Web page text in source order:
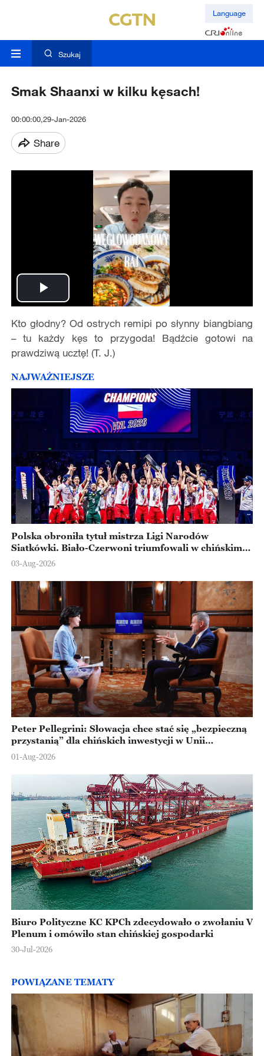
Language
Szukaj
Smak Shaanxi w kilku kęsach!
00:00:00,29-Jan-2026
Share
Play
Video
Kto głodny? Od ostrych remipi po słynny biangbiang
– tu każdy kęs to przygoda! Bądźcie gotowi na
prawdziwą ucztę! (T. J.)
NAJWAŻNIEJSZE
Polska obroniła tytuł mistrza Ligi Narodów
Siatkówki. Biało-Czerwoni triumfowali w chińskim
Ningbo
03-Aug-2026
Peter Pellegrini: Słowacja chce stać się „bezpieczną
przystanią” dla chińskich inwestycji w Unii
Europejskiej
01-Aug-2026
Biuro Polityczne KC KPCh zdecydowało o zwołaniu V
Plenum i omówiło stan chińskiej gospodarki
30-Jul-2026
POWIĄZANE TEMATY